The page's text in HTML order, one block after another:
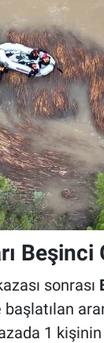
sonrası
başlatılan
1 kişinin